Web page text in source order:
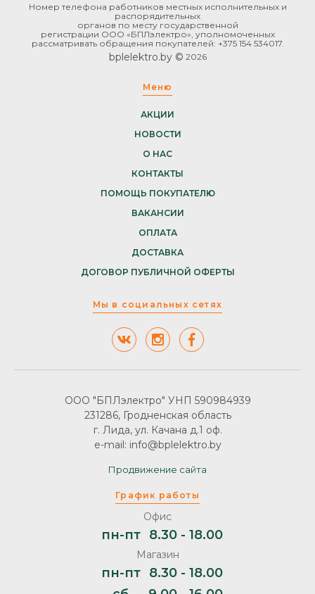
Номер телефона работников местных исполнительных и
распорядительных
органов по месту государственной
регистрации ООО «БПЛэлектро», уполномоченных
рассматривать обращения покупателей: +375 154 534017.
bplelektro.by © 2026
Меню
АКЦИИ
НОВОСТИ
О НАС
КОНТАКТЫ
ПОМОЩЬ ПОКУПАТЕЛЮ
ВАКАНСИИ
ОПЛАТА
ДОСТАВКА
ДОГОВОР ПУБЛИЧНОЙ ОФЕРТЫ
Мы в социальных сетях
График работы
Офис
пн-пт 8.30 - 18.00
Магазин
пн-пт
8.30 - 18.00
ООО "БПЛэлектро" УНП 590984939
231286, Гродненская область
г. Лида, ул. Качана д.1 оф.
e-mail: info@bplelektro.by
Продвижение сайта